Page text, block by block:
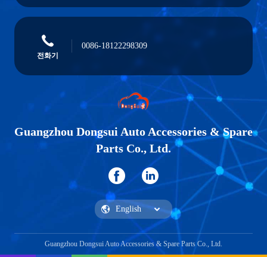
전화기
0086-18122298309
Guangzhou Dongsui Auto Accessories & Spare
Parts Co., Ltd.
Guangzhou Dongsui Auto Accessories & Spare Parts Co., Ltd.